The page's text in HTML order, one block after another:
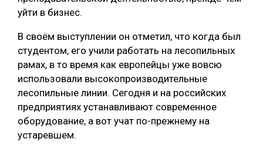
уйти в бизнес.
В своём выступлении он отметил, что когда был
студентом, его учили работать на лесопильных
рамах, в то время как европейцы уже вовсю
использовали высокопроизводительные
лесопильные линии. Сегодня и на российских
предприятиях устанавливают современное
оборудование, а вот учат по-прежнему на
устаревшем.